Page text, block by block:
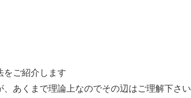
をご紹介します
あくまで理論上なのでその辺はご理解下さい